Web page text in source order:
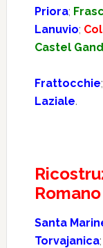
Priora;
Lanuvio;
Castel
Frattocchie;
Laziale.
Romano
Santa
Torvajanica;